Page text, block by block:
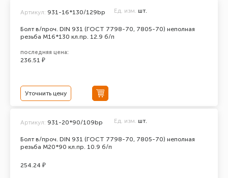
Болт в/проч. DIN 931 (ГОСТ 7798-70, 7805-70) неполная
резьба М16*130 кл.пр. 12.9 б/п
Артикул: 931-16*130/129bp Ед. изм. шт.
последняя цена:
236.51 ₽
Уточнить цену
Болт в/проч. DIN 931 (ГОСТ 7798-70, 7805-70) неполная
резьба М20*90 кл.пр. 10.9 б/п
Артикул: 931-20*90/109bp Ед. изм. шт.
254.24 ₽